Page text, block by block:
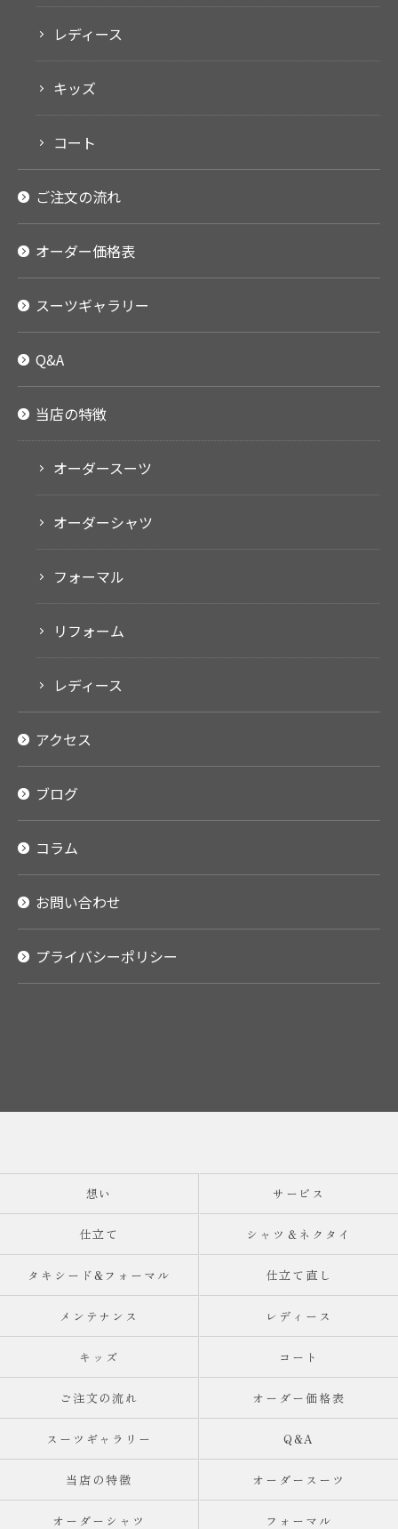
レディース
キッズ
コート
ご注文の流れ
オーダー価格表
スーツギャラリー
Q&A
当店の特徴
オーダースーツ
オーダーシャツ
フォーマル
リフォーム
レディース
アクセス
ブログ
コラム
お問い合わせ
プライバシーポリシー
想い サービス
仕立て シャツ＆ネクタイ
タキシード&フォーマル 仕立て直し
メンテナンス レディース
キッズ コート
ご注文の流れ オーダー価格表
スーツギャラリー Q&A
当店の特徴 オーダースーツ
オーダーシャツ フォーマル